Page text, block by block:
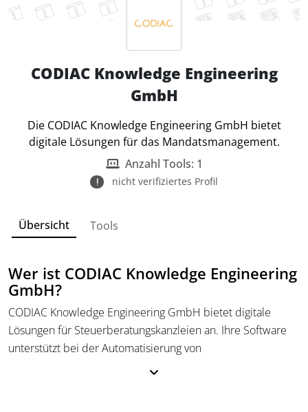
CODIAC Knowledge Engineering
GmbH
Die CODIAC Knowledge Engineering GmbH bietet
digitale Lösungen für das Mandatsmanagement.
Anzahl Tools: 1
nicht verifiziertes Profil
Übersicht Tools
Wer ist CODIAC Knowledge Engineering
GmbH?
CODIAC Knowledge Engineering GmbH bietet digitale
Lösungen für Steuerberatungskanzleien an. Ihre Software
unterstützt bei der Automatisierung von